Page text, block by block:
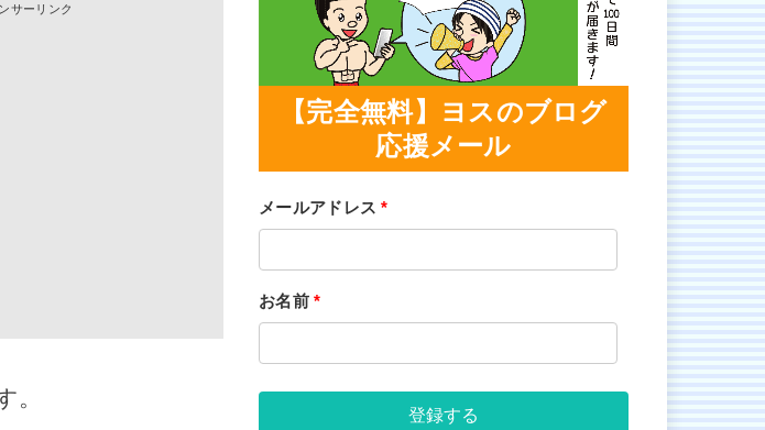
サーリンク
。
【完全無料】ヨスのブログ
応援メール
メールアドレス*
お名前*
登録する